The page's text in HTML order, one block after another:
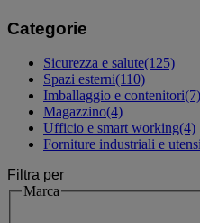
Categorie
Sicurezza e salute(125)
Spazi esterni(110)
Imballaggio e contenitori(7)
Magazzino(4)
Ufficio e smart working(4)
Forniture industriali e
Filtra per
Marca